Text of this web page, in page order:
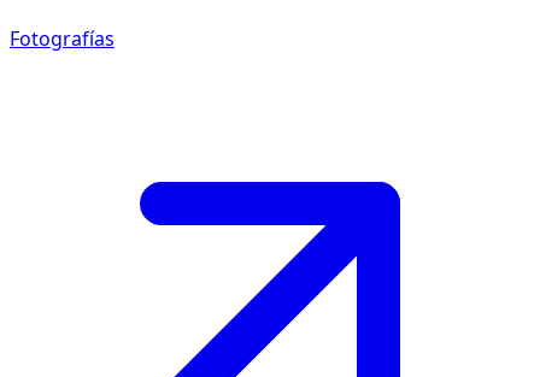
Fotografías